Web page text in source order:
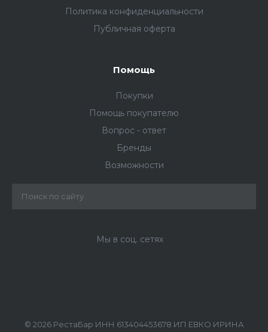
Политика конфиденциальности
Публичная оферта
Помощь
Покупки
Помощь покупателю
Вопрос - ответ
Бренды
Возможности
Мы в соц. сетях
© 2026 РестаБар ИНН 613404453678 ИП ЕВКО ИРИНА